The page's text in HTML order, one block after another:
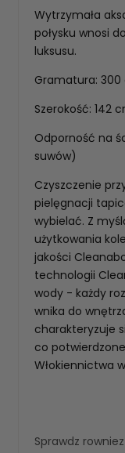
Wytrzymała
połysku wnosi
luksusu.
Gramatura:
Szerokość: 142
Odporność na
suwów)
Czyszczenie
pielęgnacji
wybielać. Z
użytkowania
jakości
technologii
wody - każdy
wnika do
charakteryzuje
co
Włokiennictwa
Sprawdz